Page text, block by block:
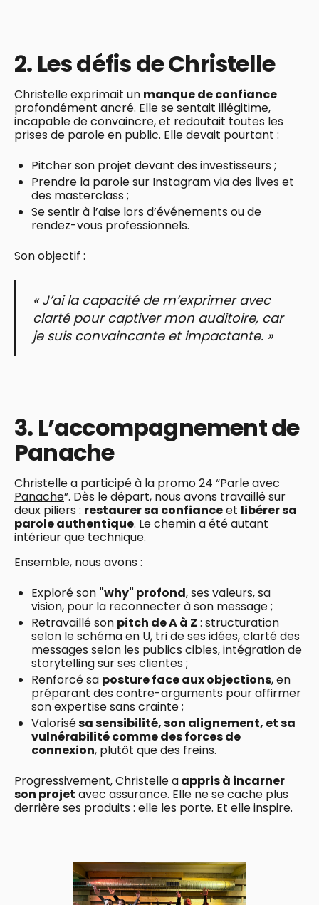
2. Les défis de Christelle
Christelle exprimait un manque de confiance
profondément ancré. Elle se sentait illégitime,
incapable de convaincre, et redoutait toutes les
prises de parole en public. Elle devait pourtant :
Pitcher son projet devant des investisseurs ;
Prendre la parole sur Instagram via des lives et
des masterclass ;
Se sentir à l’aise lors d’événements ou de
rendez-vous professionnels.
Son objectif :
« J’ai la capacité de m’exprimer avec
clarté pour captiver mon auditoire, car
je suis convaincante et impactante. »
3. L’accompagnement de
Panache
Christelle a participé à la promo 24 “Parle avec
Panache”. Dès le départ, nous avons travaillé sur
deux piliers : restaurer sa confianceet libérer sa
parole authentique. Le chemin a été autant
intérieur que technique.
Ensemble, nous avons :
Exploré son "why" profond, ses valeurs, sa
vision, pour la reconnecter à son message ;
Retravaillé son pitch de A à Z : structuration
selon le schéma en U, tri de ses idées, clarté des
messages selon les publics cibles, intégration de
storytelling sur ses clientes ;
Renforcé sa posture face aux objections, en
préparant des contre-arguments pour affirmer
son expertise sans crainte ;
Valorisésa sensibilité, son alignement, et sa
vulnérabilité comme des forces de
connexion, plutôt que des freins.
Progressivement, Christelle aappris à incarner
son projet avec assurance. Elle ne se cache plus
derrière ses produits : elle les porte. Et elle inspire.